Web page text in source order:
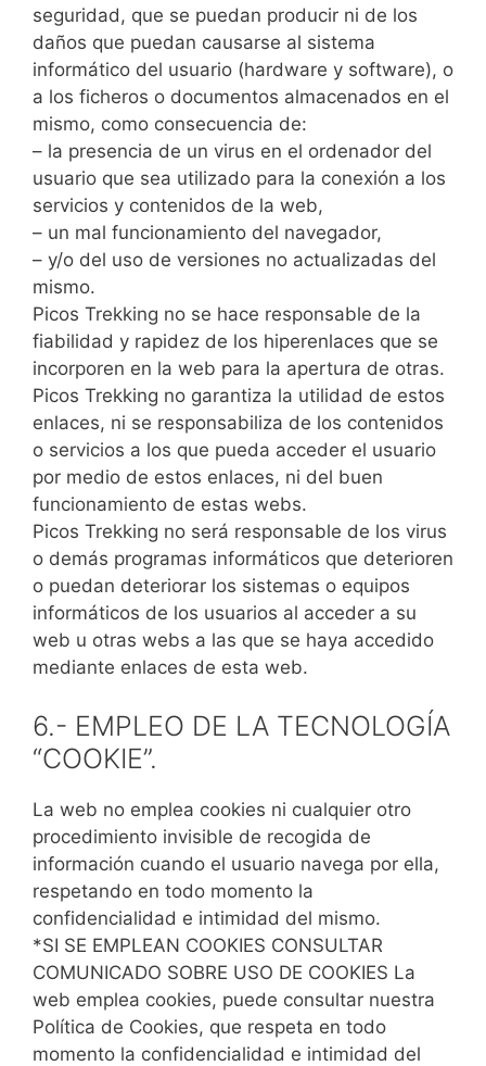
seguridad, que se puedan producir ni de los
daños que puedan causarse al sistema
informático del usuario (hardware y software), o
a los ficheros o documentos almacenados en el
mismo, como consecuencia de:
– la presencia de un virus en el ordenador del
usuario que sea utilizado para la conexión a los
servicios y contenidos de la web,
– un mal funcionamiento del navegador,
– y/o del uso de versiones no actualizadas del
mismo.
Picos Trekking no se hace responsable de la
fiabilidad y rapidez de los hiperenlaces que se
incorporen en la web para la apertura de otras.
Picos Trekking no garantiza la utilidad de estos
enlaces, ni se responsabiliza de los contenidos
o servicios a los que pueda acceder el usuario
por medio de estos enlaces, ni del buen
funcionamiento de estas webs.
Picos Trekking no será responsable de los virus
o demás programas informáticos que deterioren
o puedan deteriorar los sistemas o equipos
informáticos de los usuarios al acceder a su
web u otras webs a las que se haya accedido
mediante enlaces de esta web.
6.- EMPLEO DE LA TECNOLOGÍA
“COOKIE”.
La web no emplea cookies ni cualquier otro
procedimiento invisible de recogida de
información cuando el usuario navega por ella,
respetando en todo momento la
confidencialidad e intimidad del mismo.
*SI SE EMPLEAN COOKIES CONSULTAR
COMUNICADO SOBRE USO DE COOKIES La
web emplea cookies, puede consultar nuestra
Política de Cookies, que respeta en todo
momento la confidencialidad e intimidad del